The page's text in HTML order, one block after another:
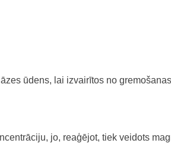
ūdens, lai izvairītos no
jo, reaģējot, tiek veidots